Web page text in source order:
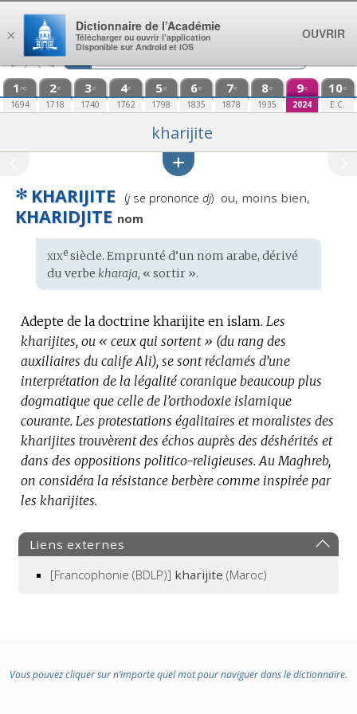
Aller au contenu
1 re
1694
2e
1718
3e
1740
4e
1762
5e
1798
6e
1835
7e
1878
8e
1935
9e
2024
10e
E.C.
kharijite
✻ KHARIJITE
Prononciation
(jse prononce dj) ou, moins bien,
KHARIDJITE nom
Étymologie
:
xixesiècle. Emprunté d’un nom arabe, dérivé
du verbe kharaja, « sortir ».
Adepte de la doctrine kharijite en islam. Les
kharijites, ou « ceux qui sortent » (du rang des
auxiliaires du calife Ali), se sont réclamés d’une
interprétation de la légalité coranique beaucoup plus
dogmatique que celle de l’orthodoxie islamique
courante. Les protestations égalitaires et moralistes des
kharijites trouvèrent des échos auprès des déshérités et
dans des oppositions politico-religieuses. Au Maghreb,
on considéra la résistance berbère comme inspirée par
les kharijites.
Liens externes
[Francophonie (BDLP)] kharijite (Maroc)
Vous pouvez cliquer sur n’importe quel mot pour naviguer dans le dictionnaire.
×
Dictionnaire de l’Académie
Télécharger ou ouvrir l’application
Disponible sur Android et iOS
OUVRIR